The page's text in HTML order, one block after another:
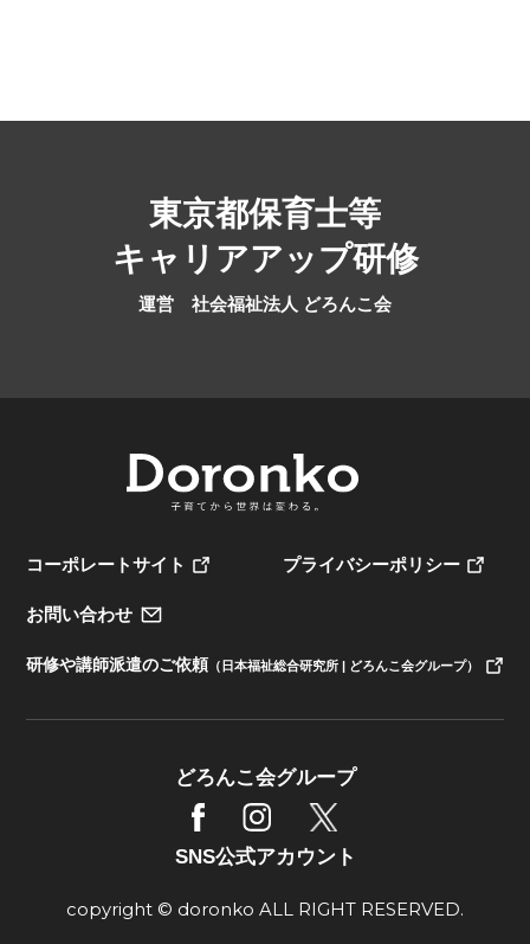
東京都保育士等
キャリアアップ研修
運営 社会福祉法人 どろんこ会
コーポレートサイト プライバシーポリシー
お問い合わせ
研修や講師派遣のご依頼 （日本福祉総合研究所 | どろんこ会グループ）
copyright © doronko ALL RIGHT RESERVED.
どろんこ会グループ
SNS公式アカウント